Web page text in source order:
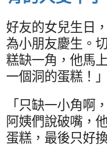
好友的女兒生日
為小朋友慶生。
糕缺一角，他馬
一個洞的蛋糕！」
「只缺一小角啊
阿姨們說破嘴，
蛋糕，最後只好